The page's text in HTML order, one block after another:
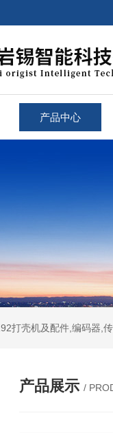
产品中心
打壳机及配件,编码器,
产品展示 /